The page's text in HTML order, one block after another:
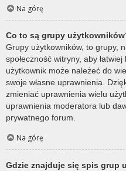
Na górę
Co to są grupy
Grupy użytkowników, to grupy,
społeczność witryny, aby
użytkownik może należeć do
swoje własne uprawnienia.
zmieniać uprawnienia wielu
uprawnienia moderatora lub
prywatnego forum.
Na górę
Gdzie znajduje się spis grup